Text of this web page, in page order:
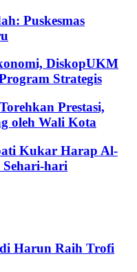
Puskesmas
DiskopUKM
Strategis
Prestasi,
oleh Wali Kota
Kukar Harap Al-
hari
Harun Raih Trofi